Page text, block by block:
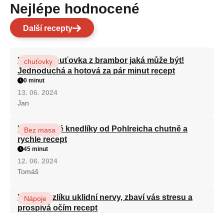
Nejlépe hodnocené
Další recepty
Nejlepší chuťovka z brambor jaká může být!
Jednoduchá a hotová za pár minut recept
chuťovky
0 minut
13. 06. 2024
Jan
Karlovarské knedlíky od Pohlreicha chutně a
rychle recept
Bez masa
45 minut
12. 06. 2024
Tomáš
Kořen kozlíku uklidní nervy, zbaví vás stresu a
prospívá očím recept
Nápoje